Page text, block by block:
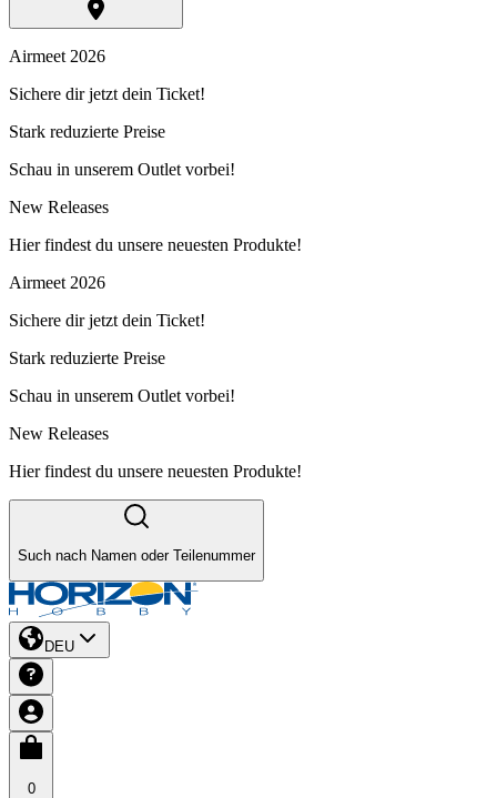
Airmeet 2026
Sichere dir jetzt dein Ticket!
Stark reduzierte Preise
Schau in unserem Outlet vorbei!
New Releases
Hier findest du unsere neuesten Produkte!
Airmeet 2026
Sichere dir jetzt dein Ticket!
Stark reduzierte Preise
Schau in unserem Outlet vorbei!
New Releases
Hier findest du unsere neuesten Produkte!
Such nach Namen oder Teilenummer
DEU
0